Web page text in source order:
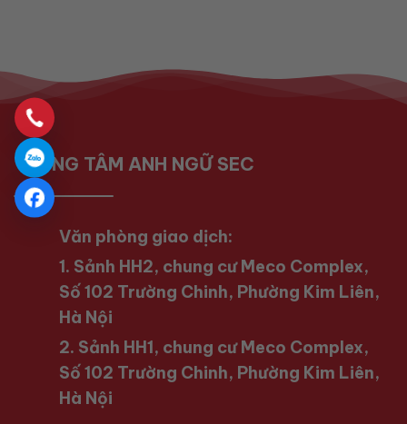
TRUNG TÂM ANH NGỮ SEC
Văn phòng giao dịch:
1. Sảnh HH2, chung cư Meco Complex,
Số 102 Trường Chinh, Phường Kim Liên,
Hà Nội
2. Sảnh HH1, chung cư Meco Complex,
Số 102 Trường Chinh, Phường Kim Liên,
Hà Nội